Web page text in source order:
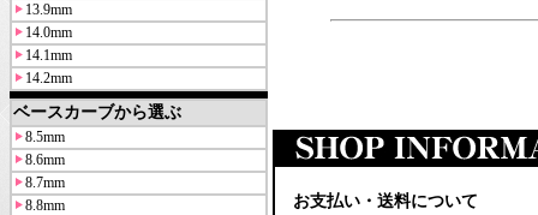
13.9mm
14.0mm
14.1mm
14.2mm
ベースカーブから選ぶ
8.5mm
8.6mm
8.7mm
8.8mm
お支払い・送料について